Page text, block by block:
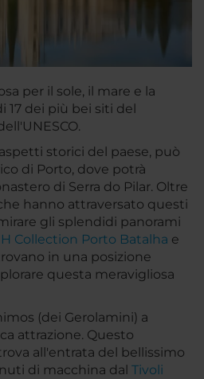
per il sole, il mare e la
17 dei più bei siti del
storici del paese, può
di Porto, dove potrà
di Serra do Pilar. Oltre
hanno attraversato questi
gli splendidi panorami
Collection Porto Batalha e
in una posizione
questa meravigliosa
(dei Gerolamini) a
attrazione. Questo
all'entrata del bellissimo
di macchina dal Tivoli